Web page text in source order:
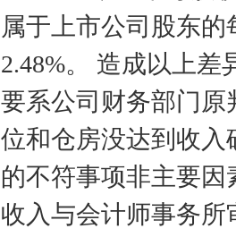
属于上市公司股东
2.48%。 造成以上
要系公司财务部门
位和仓房没达到收
的不符事项非主要
收入与会计师事务